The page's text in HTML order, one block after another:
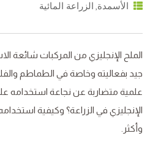
الأسمدة الزراعة المائية
الملح الإنجليزي من المركبات شائعة
جيد بفعاليته وخاصة في الطماطم
علمية متضاربة عن نجاعة استخدامه
الإنجليزي في الزراعة؟ وكيفية
وأكثر.